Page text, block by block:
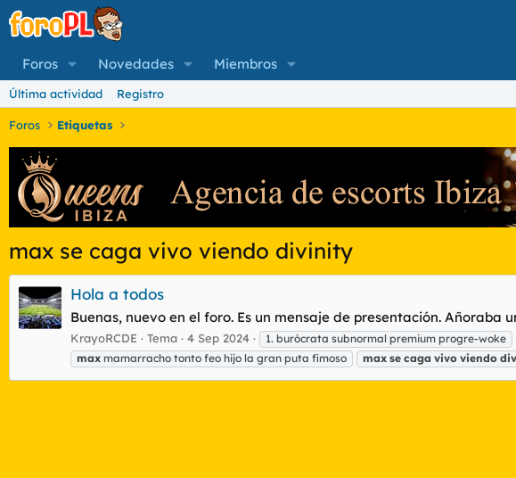
Foros Novedades Miembros
Última actividad Registro
Foros Etiquetas
max se caga vivo viendo divinity
Hola a todos
Buenas, nuevo en el foro. Es un mensaje de presentación.
KrayoRCDE Tema 4 Sep 2024 1. burócrata subnormal premium progre-woke
max mamarracho tonto feo hijo la gran puta fimoso max se caga vivo viendo